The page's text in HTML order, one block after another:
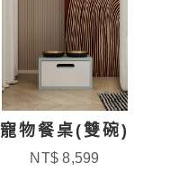
寵物餐桌(雙碗)
NT$ 8,599